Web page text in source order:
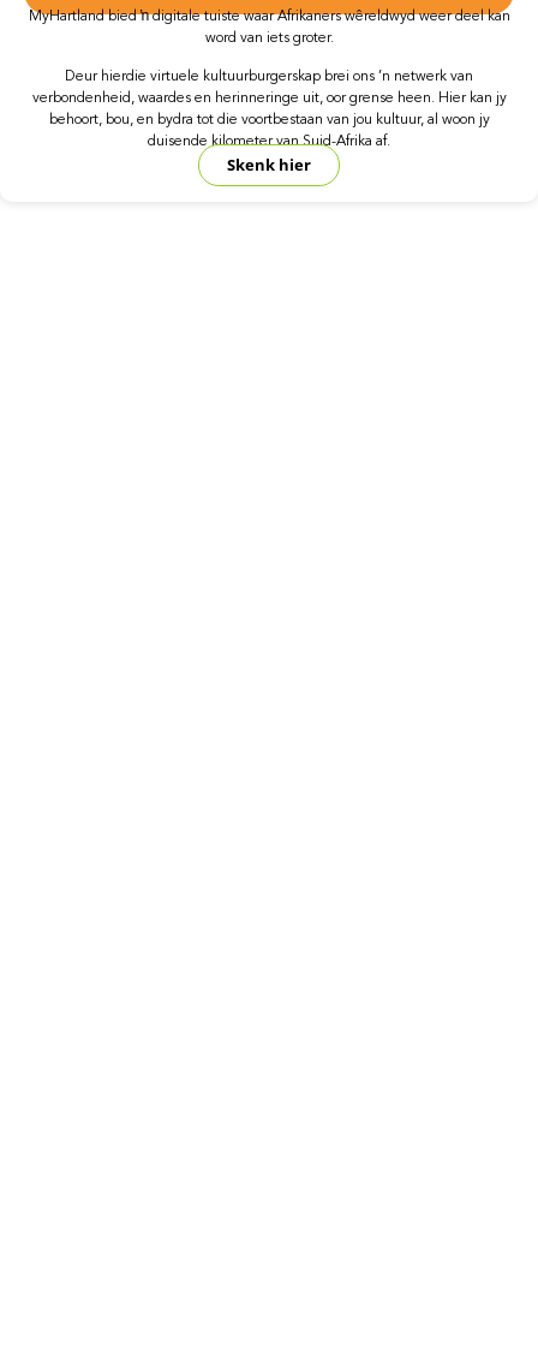
MyHartland bied ŉ digitale tuiste waar Afrikaners wêreldwyd weer deel kan
word van iets groter.
Deur hierdie virtuele kultuurburgerskap brei ons ’n netwerk van
verbondenheid, waardes en herinneringe uit, oor grense heen. Hier kan jy
behoort, bou, en bydra tot die voortbestaan van jou kultuur, al woon jy
duisende kilometer van Suid-Afrika af.
Skenk hier